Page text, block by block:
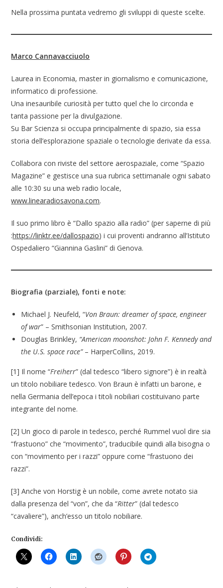
Nella prossima puntata vedremo gli sviluppi di queste scelte.
Marco Cannavacciuolo
Laurea in Economia, master in giornalismo e comunicazione,
informatico di professione.
Una inesauribile curiosità per tutto quel che lo circonda e
tanta passione per la divulgazione.
Su Bar Scienza si occupa principalmente di spazio, sia essa
storia dell’esplorazione spaziale o tecnologie derivate da essa.
Collabora con riviste del settore aerospaziale, come “Spazio
Magazine” e gestisce una sua rubrica settimanale ogni sabato
alle 10:30 su una web radio locale,
www.linearadiosavona.com.
Il suo primo libro è “Dallo spazio alla radio” (per saperne di più
:https://linktr.ee/dallospazio) i cui proventi andranno all’Istituto
Ospedaliero “Giannina Gaslini” di Genova.
Biografia (parziale), fonti e note:
Michael J. Neufeld, “Von Braun: dreamer of space, engineer
of war” – Smithsonian Institution, 2007.
Douglas Brinkley, “American moonshot: John F. Kennedy and
the U.S. space race”– HarperCollins, 2019.
[1] Il nome “Freiherr” (dal tedesco “libero signore”) è in realtà
un titolo nobiliare tedesco. Von Braun è infatti un barone, e
nella Germania dell’epoca i titoli nobiliari costituivano parte
integrante del nome.
[2] Un gioco di parole in tedesco, perché Rummel vuol dire sia
“frastuono” che “movimento”, traducibile quindi alla bisogna o
con “movimento per i razzi” oppure come “frastuono dei
razzi”.
[3] Anche von Horstig è un nobile, come avrete notato sia
dalla presenza del “von”, che da “Ritter” (dal tedesco
“cavaliere”), anch’esso un titolo nobiliare.
Condividi: